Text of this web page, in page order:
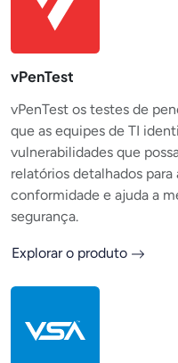
vPenTest
vPenTest os testes de
que as equipes de TI
vulnerabilidades que
relatórios detalhados
conformidade e ajuda a
segurança.
Explorar o produto